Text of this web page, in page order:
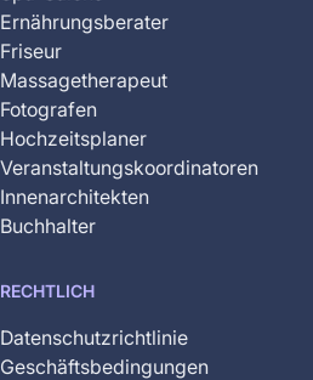
Ernährungsberater
Friseur
Massagetherapeut
Fotografen
Hochzeitsplaner
Veranstaltungskoordinatoren
Innenarchitekten
Buchhalter
RECHTLICH
Datenschutzrichtlinie
Geschäftsbedingungen